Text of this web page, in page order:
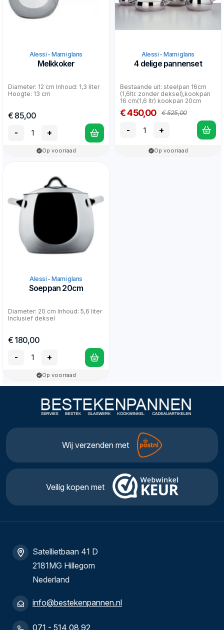
Alessi - Mami glans
Melkkoker
Diameter: 12 cm Inhoud: 1,3 liter
Hoogte: 13 cm
€ 85,00
-
+
Op voorraad
Alessi - Mami glans
4 delige pannenset
Bestaande uit: steelpan 16cm
(1,6ltr. zonder deksel),kookpan
16 cm(1,6 ltr) kookpan 20cm
€ 450,00 € 525,00
- +
Op voorraad
Alessi - Mami glans
Soeppan 20cm
Diameter: 20 cm Inhoud: 5,6 liter
Inclusief deksel
€ 180,00
-
+
Op voorraad
Wij verzenden met
Veilig kopen met
Satellietbaan 41 D
2181MG Hillegom
Nederland
info@bestekenpannen.nl
071 - 514 08 92